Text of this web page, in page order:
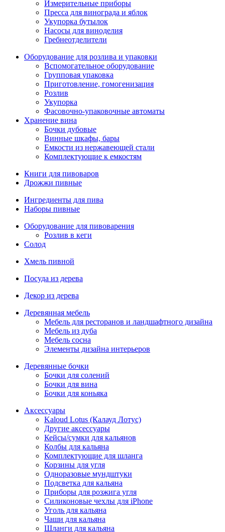
Измерительные приборы
Пресса для винограда и яблок
Укупорка бутылок
Насосы для виноделия
Гребнеотделители
Оборудование для розлива и упаковки
Вспомогательное оборудование
Групповая упаковка
Приготовление, гомогенизация
Розлив
Укупорка
Фасовочно-упаковочные автоматы
Хранение вина
Бочки дубовые
Винные шкафы, бары
Емкости из нержавеющей стали
Комплектующие к емкостям
Книги для пивоваров
Дрожжи пивные
Ингредиенты для пива
Наборы пивные
Оборудование для пивоварения
Розлив в кеги
Солод
Хмель пивной
Посуда из дерева
Декор из дерева
Деревянная мебель
Мебель для ресторанов и ландшафтного дизайна
Мебель из дуба
Мебель сосна
Элементы дизайна интерьеров
Деревянные бочки
Бочки для солений
Бочки для вина
Бочки для коньяка
Аксессуары
Kaloud Lotus (Калауд Лотус)
Другие аксессуары
Кейсы/сумки для кальянов
Колбы для кальяна
Комплектующие для шланга
Корзины для угля
Одноразовые мундштуки
Подсветка для кальяна
Приборы для розжига угля
Силиконовые чехлы для iPhone
Уголь для кальяна
Чаши для кальяна
Шланги для кальяна